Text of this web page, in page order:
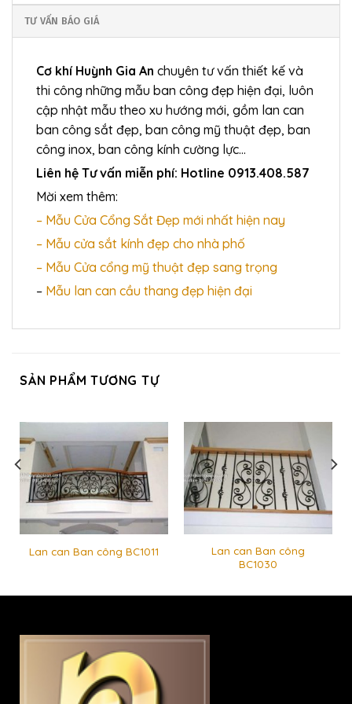
TƯ VẤN BÁO GIÁ
Cơ khí Huỳnh Gia An chuyên tư vấn thiết kế và
thi công những mẫu ban công đẹp hiện đại, luôn
cập nhật mẫu theo xu hướng mới, gồm lan can
ban công sắt đẹp, ban công mỹ thuật đẹp, ban
công inox, ban công kính cường lực…
Liên hệ Tư vấn miễn phí: Hotline 0913.408.587
Mời xem thêm:
– Mẫu Cửa Cổng Sắt Đẹp mới nhất hiện nay
– Mẫu cửa sắt kính đẹp cho nhà phố
– Mẫu Cửa cổng mỹ thuật đẹp sang trọng
– Mẫu lan can cầu thang đẹp hiện đại
SẢN PHẨM TƯƠNG TỰ
Lan can Ban công BC1011
Lan can Ban công
BC1030